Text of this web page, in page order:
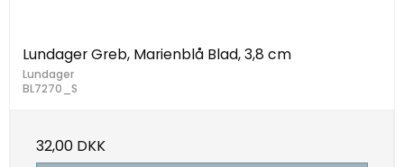
Lundager Greb, Marienblå Blad, 3,8 cm
Lundager
BL7270_S
32,00 DKK